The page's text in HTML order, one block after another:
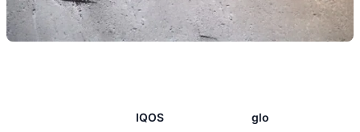
IQOS glo